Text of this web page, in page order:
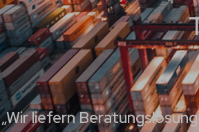
„Wir liefern